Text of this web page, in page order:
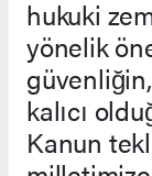
hukuki
yönelik
kalıcı
Kanun